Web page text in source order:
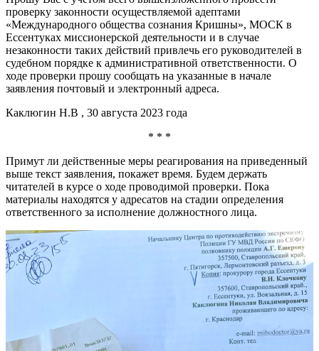
проверку законности осуществляемой адептами
«Международного общества сознания Кришны», МОСК в
Ессентуках миссионерской деятельности и в случае
незаконности таких действий привлечь его руководителей в
судебном порядке к административной ответственности. О
ходе проверки прошу сообщать на указанные в начале
заявления почтовый и электронный адреса.
Каклюгин Н.В , 30 августа 2023 года
* * *
Примут ли действенные меры реагирования на приведенный
выше текст заявления, покажет время. Будем держать
читателей в курсе о ходе проводимой проверки. Пока
материалы находятся у адресатов на стадии определения
ответственного за исполнение должностного лица.